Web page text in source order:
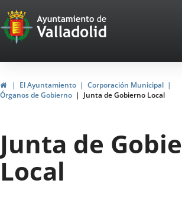
Portal
Web
del
Ayuntamiento
de
Valladolid
InicioEl Ayuntamiento
Corporación Municipal
Órganos de Gobierno
Junta de Gobierno Local
Junta de
Local